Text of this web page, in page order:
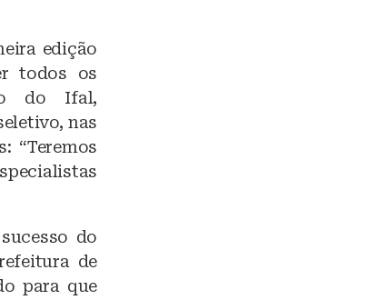
edição
todos os
do Ifal,
nas
“Teremos
do
de
para que